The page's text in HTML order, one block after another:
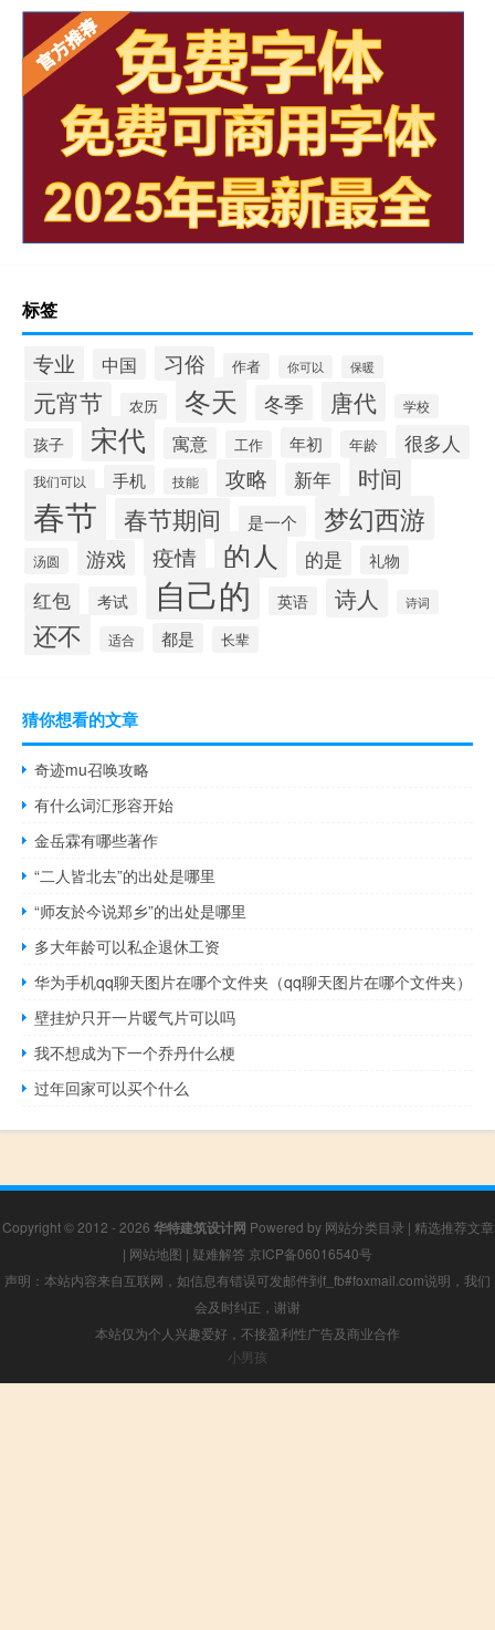
标签
专业 中国 习俗 作者 你可以 保暖
元宵节 农历 冬天 冬季 唐代 学校
孩子 宋代 寓意 工作 年初 年龄 很多人
我们可以 手机 技能 攻略 新年 时间
春节 春节期间 是一个 梦幻西游
汤圆 游戏 疫情 的人 的是 礼物
红包 考试 自己的 英语 诗人 诗词
还不 适合 都是 长辈
猜你想看的文章
奇迹mu召唤攻略
有什么词汇形容开始
金岳霖有哪些著作
“二人皆北去”的出处是哪里
“师友於今说郑乡”的出处是哪里
多大年龄可以私企退休工资
华为手机qq聊天图片在哪个文件夹（qq聊天图片在哪个文件夹）
壁挂炉只开一片暖气片可以吗
我不想成为下一个乔丹什么梗
过年回家可以买个什么
Copyright © 2012 - 2026 华特建筑设计网 Powered by 网站分类目录 | 精选推荐文章
| 网站地图 | 疑难解答 京ICP备06016540号
声明：本站内容来自互联网，如信息有错误可发邮件到f_fb#foxmail.com说明，我们
会及时纠正，谢谢
本站仅为个人兴趣爱好，不接盈利性广告及商业合作
小男孩